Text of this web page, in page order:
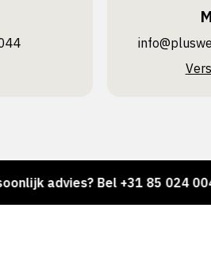
Bel +31 85 024 0044